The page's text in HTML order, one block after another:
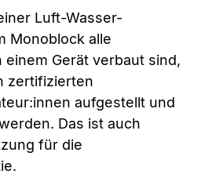
Luft-Wasser-
Monoblock alle
einem Gerät verbaut sind,
zertifizierten
aufgestellt und
Das ist auch
für die